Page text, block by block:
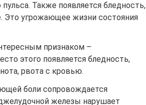
Также появляется бледность,
Это угрожающее жизни состояния
признаком –
этого появляется бледность,
рвота с кровью.
боли сопровождается
железы нарушает